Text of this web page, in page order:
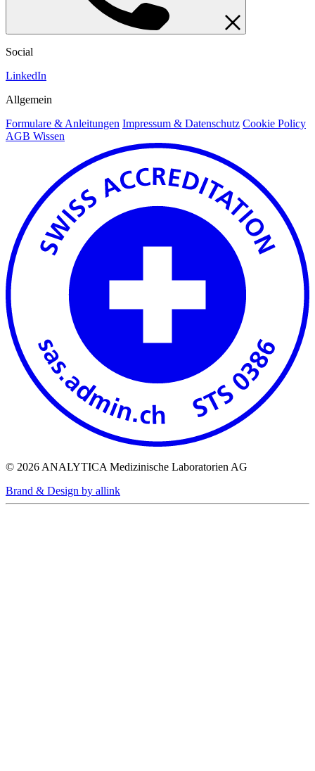
Social
LinkedIn
Allgemein
Formulare & Anleitungen Impressum & Datenschutz Cookie Policy
AGB Wissen
© 2026 ANALYTICA Medizinische Laboratorien AG
Brand & Design by allink